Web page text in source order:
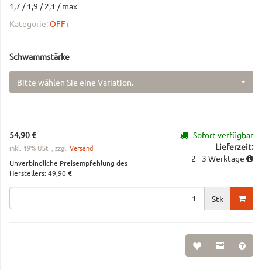
1,7 / 1,9 / 2,1 / max
Kategorie:OFF+
Schwammstärke
Bitte wählen Sie eine Variation.
54,90 €
inkl. 19% USt. , zzgl. Versand
Unverbindliche Preisempfehlung des
Herstellers:49,90 €
Sofort verfügbar
Lieferzeit:
2 - 3 Werktage
Stk